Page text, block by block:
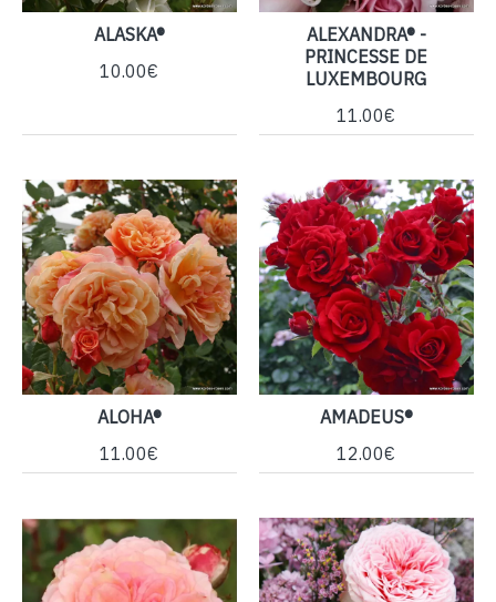
ALASKA®
10.00€
ALEXANDRA® -
PRINCESSE DE
LUXEMBOURG
11.00€
ALOHA®
11.00€
AMADEUS®
12.00€